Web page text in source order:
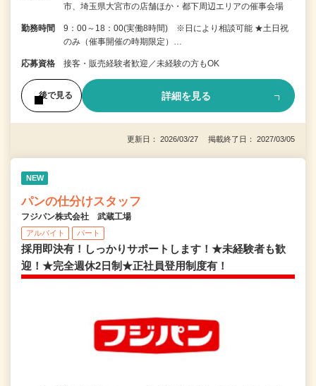
市、埼玉県大宮市の店舗ほか・都下周辺エリアの催事会場
勤務時間
9：00～18：00(実働8時間) ※日により相談可能 ★土日祝
のみ（催事開催の時期限定）…
応募資格 接客・販売経験者歓迎／未経験の方もOK
後で見る 詳細を見る
更新日： 2026/03/27 掲載終了日： 2027/03/05
NEW
パンの仕分けスタッフ
フジパン株式会社 武蔵工場
アルバイト パート
採用即決有！しっかりサポートします！★未経験者も歓
迎！★完全週休2日制★正社員登用制度有！